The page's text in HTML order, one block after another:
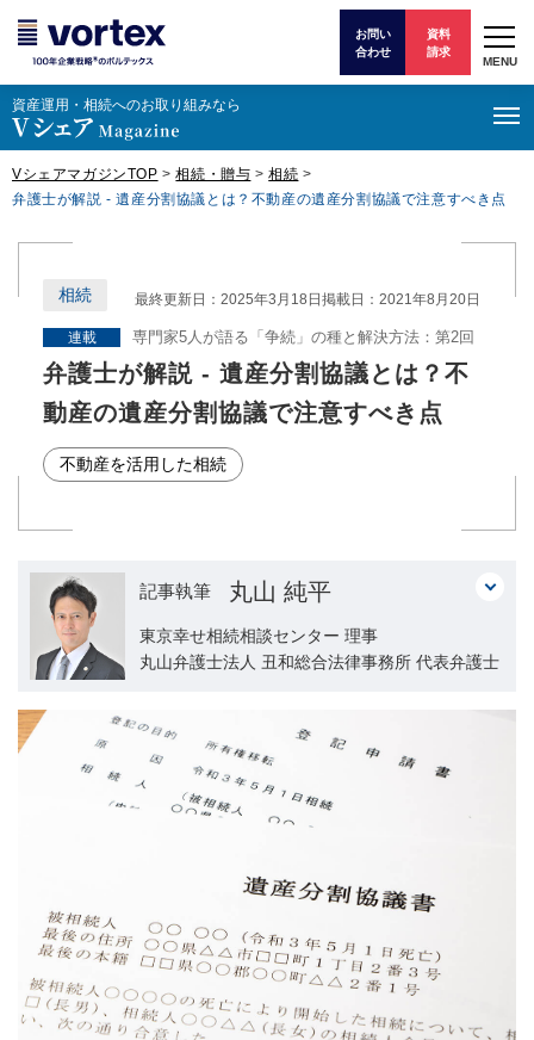
お問い
合わせ
資料
請求
MENU
資産運⽤・相続へのお取り組みなら
VシェアマガジンTOP >相続・贈与 >相続 >
弁護士が解説 - 遺産分割協議とは？不動産の遺産分割協議で注意すべき点
連載 専門家5人が語る「争続」の種と解決方法：第2回
弁護士が解説 - 遺産分割協議とは？不
動産の遺産分割協議で注意すべき点
相続 最終更新日：2025年3月18日掲載日：2021年8月20日
不動産を活用した相続
記事執筆 丸山 純平
東京幸せ相続相談センター 理事
丸山弁護士法人 丑和総合法律事務所 代表弁護士